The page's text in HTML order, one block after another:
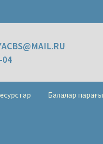
04
Балалар парағы